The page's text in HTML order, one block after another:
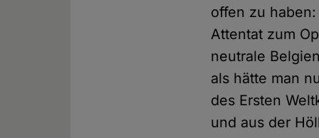
offen zu
Attentat zum
neutrale
als hätte man
des Ersten
und aus der